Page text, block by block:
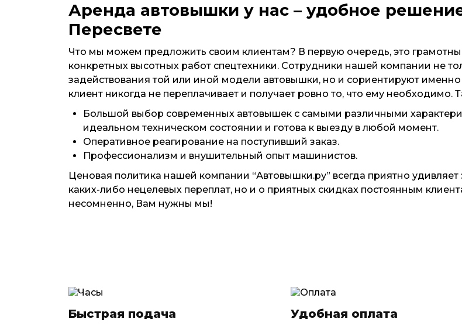
Аренда автовышки у нас – удобное
Пересвете
Что мы можем предложить своим клиентам? В первую очередь, это
конкретных высотных работ спецтехники. Сотрудники нашей компании не
задействования той или иной модели автовышки, но и сориентируют
клиент никогда не переплачивает и получает ровно то, что ему необходимо.
Большой выбор современных автовышек с самыми различными
идеальном техническом состоянии и готова к выезду в любой момент.
Оперативное реагирование на поступивший заказ.
Профессионализм и внушительный опыт машинистов.
Ценовая политика нашей компании “Автовышки.ру” всегда приятно удивляет
каких-либо нецелевых переплат, но и о приятных скидках постоянным
несомненно, Вам нужны мы!
Быстрая подача Удобная оплата